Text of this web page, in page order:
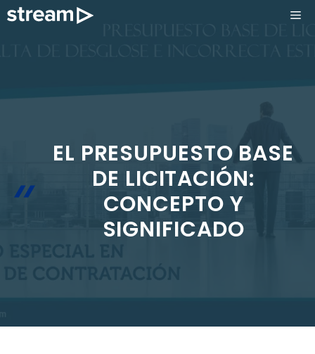
Saltar
EL PRESUPUESTO BASE
DE LICITACIÓN:
CONCEPTO Y
SIGNIFICADO